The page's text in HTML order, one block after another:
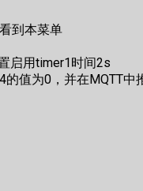
到本菜单
启用timer1时间2s
值为0，并在MQTT中